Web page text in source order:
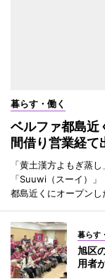
暮らす・働く
ベルファ都島
間借り営業経て
「黄土漢方よもぎ蒸
「Suuwi（スーイ）
都島近くにオープンし
暮らす
旭区
用者